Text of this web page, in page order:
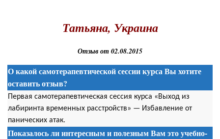
Татьяна, Украина
Отзыв от 02.08.2015
О какой самотерапевтической сессии курса Вы хотите
оставить отзыв?
Первая самотерапевтическая сессия курса «Выход из
лабиринта временных расстройств» — Избавление от
панических атак.
Показалось ли интересным и полезным Вам это учебно-